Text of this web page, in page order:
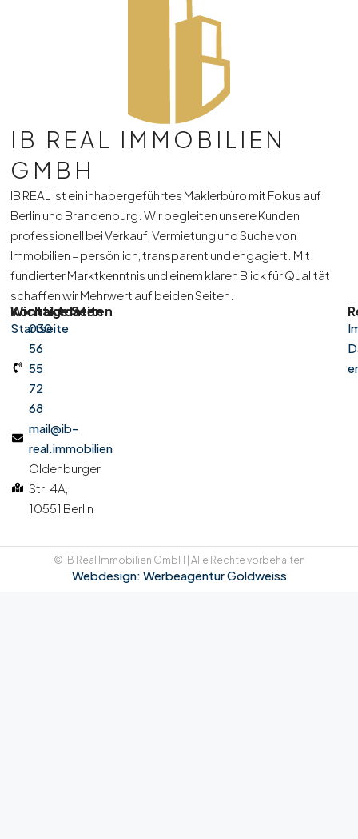
IB REAL IMMOBILIEN
GMBH
IB REAL ist ein inhabergeführtes Maklerbüro mit Fokus auf
Berlin und Brandenburg. Wir begleiten unsere Kunden
professionell bei Verkauf, Vermietung und Suche von
Immobilien – persönlich, transparent und engagiert. Mit
fundierter Marktkenntnis und einem klaren Blick für Qualität
schaffen wir Mehrwert auf beiden Seiten.
Kontaktdaten
030
56
55
72
68
mail@ib-
real.immobilien
Oldenburger
Str. 4A,
10551 Berlin
Wichtige Seiten
Startseite
© IB Real Immobilien GmbH | Alle Rechte vorbehalten
Webdesign: Werbeagentur Goldweiss